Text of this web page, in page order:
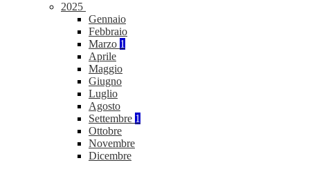
2025
Gennaio
Febbraio
Marzo 1
Aprile
Maggio
Giugno
Luglio
Agosto
Settembre 1
Ottobre
Novembre
Dicembre